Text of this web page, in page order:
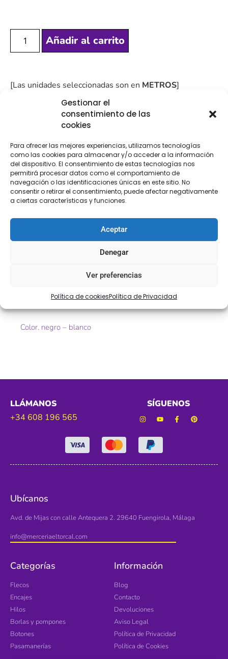
Gestionar el
consentimiento de las
cookies
Para ofrecer las mejores experiencias, utilizamos tecnologías
como las cookies para almacenar y/o acceder a la información
del dispositivo. El consentimiento de estas tecnologías nos
permitirá procesar datos como el comportamiento de
navegación o las identificaciones únicas en este sitio. No
consentir o retirar el consentimiento, puede afectar negativamente
a ciertas características y funciones.
Aceptar
Denegar
Ver preferencias
Política de cookiesPolítica de Privacidad
Añadir al carrito
[Las unidades seleccionadas son en METROS]
COMPRA
SEGURA
ENVÍO 24-48H TIENDA FÍSICA
Descripción Información adicional
Color. negro – blanco
LLÁMANOS
+34 608 196 565
SÍGUENOS
Ubícanos
Avd. de Mijas con calle Antequera 2. 29640 Fuengirola, Málaga
info@merceriaeltorcal.com
Categorías
Flecos
Encajes
Hilos
Borlas y pompones
Botones
Pasamanerías
Información
Blog
Contacto
Devoluciones
Aviso Legal
Política de Privacidad
Política de Cookies